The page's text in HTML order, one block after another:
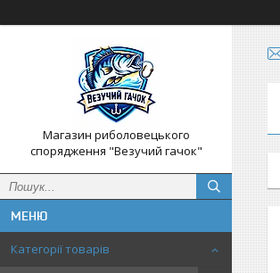
Магазин риболовецького
спорядження "Везучий гачок"
Категорії товарів